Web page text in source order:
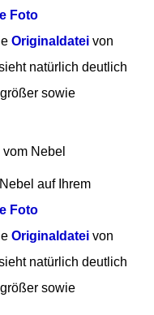
Foto
Originaldatei von
natürlich deutlich
sowie
auf Ihrem
Foto
Originaldatei von
natürlich deutlich
sowie